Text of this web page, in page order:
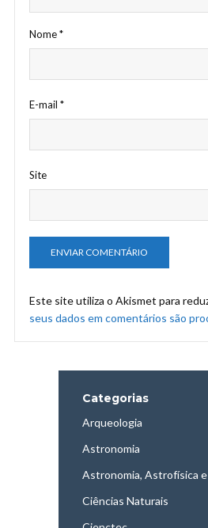
Nome*
E-mail *
Site
Este site utiliza o Akismet para
seus dados em comentários são
Categorias
Arqueologia
Astronomia
Astronomia, Astrofísica
Ciências Naturais